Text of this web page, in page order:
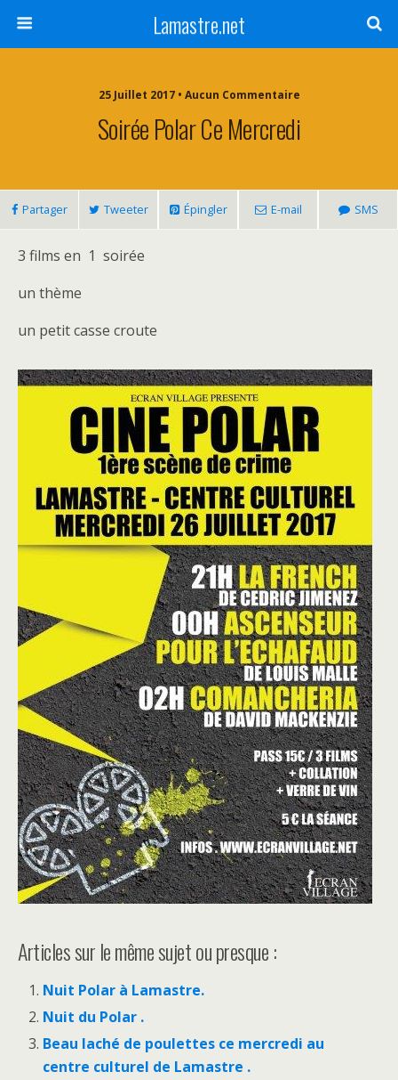
Lamastre.net
25 Juillet 2017 • Aucun Commentaire
Soirée Polar Ce Mercredi
Partager Tweeter Épingler E-mail SMS
3 films en 1 soirée
un thème
un petit casse croute
Articles sur le même sujet ou presque :
Nuit Polar à Lamastre.
Nuit du Polar .
Beau laché de poulettes ce mercredi au
centre culturel de Lamastre .